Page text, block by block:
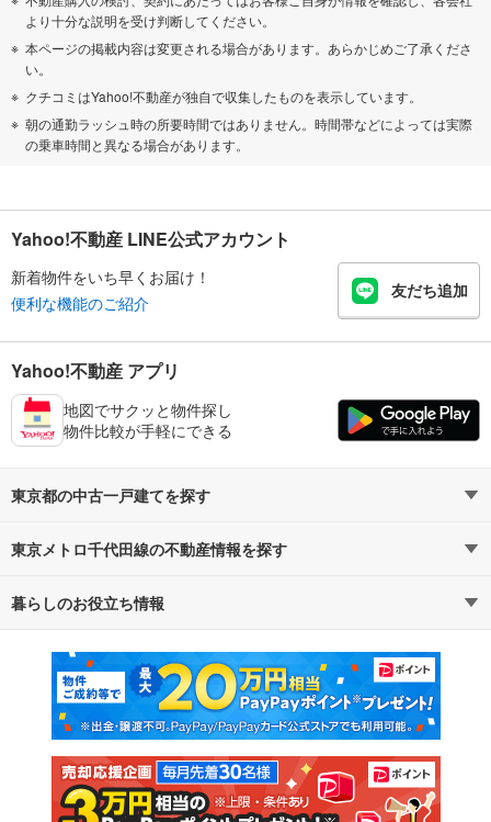
より十分な説明を受け判断してください。
本ページの掲載内容は変更される場合があります。あらかじめご了承くださ
い。
クチコミはYahoo!不動産が独自で収集したものを表示しています。
朝の通勤ラッシュ時の所要時間ではありません。時間帯などによっては実際
の乗車時間と異なる場合があります。
Yahoo!不動産 LINE公式アカウント
新着物件をいち早くお届け！
便利な機能のご紹介
友だち追加
Yahoo!不動産 アプリ
地図でサクッと物件探し
物件比較が手軽にできる
東京都の中古一戸建てを探す
路線・駅から探す 地域から探す
通勤・通学時間から探す
東京メトロ千代田線の不動産情報を探す
不動産・住宅
新築マンション 中古マンション
新築一戸建て 中古一戸建て
注文住宅 土地
暮らしのお役立ち情報
マンションカタログ 教えて！住まいの先生